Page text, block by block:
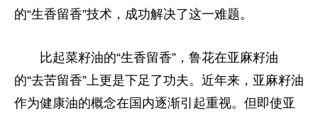
的“生香留香”技术，成功解决了这一难题。
比起菜籽油的“生香留香”，鲁花在亚麻籽油
的“去苦留香”上更是下足了功夫。近年来，亚麻籽油
作为健康油的概念在国内逐渐引起重视。但即使亚